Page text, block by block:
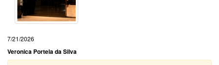
7/21/2026
Veronica Portela da Silva